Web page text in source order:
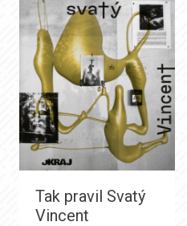
Tak pravil Svatý
Vincent